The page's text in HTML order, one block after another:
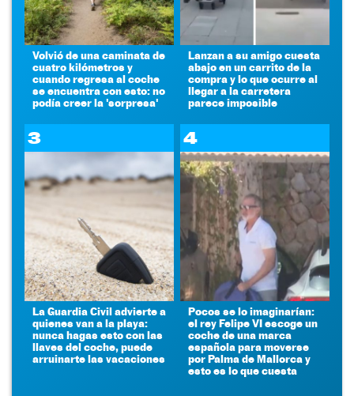
Volvió de una caminata de
cuatro kilómetros y
cuando regresa al coche
se encuentra con esto: no
podía creer la 'sorpresa'
Lanzan a su amigo cuesta
abajo en un carrito de la
compra y lo que ocurre al
llegar a la carretera
parece imposible
3
La Guardia Civil advierte a
quienes van a la playa:
nunca hagas esto con las
llaves del coche, puede
arruinarte las vacaciones
4
Pocos se lo imaginarían:
el rey Felipe VI escoge un
coche de una marca
española para moverse
por Palma de Mallorca y
esto es lo que cuesta